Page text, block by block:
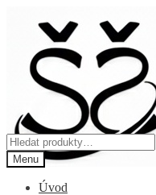
webu
Hledat:
Menu
Úvod